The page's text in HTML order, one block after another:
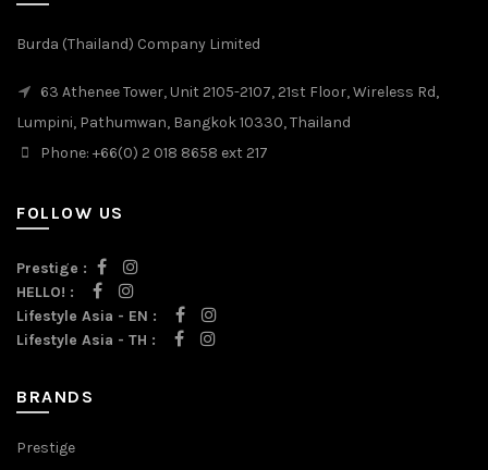
Burda (Thailand) Company Limited
63 Athenee Tower, Unit 2105-2107, 21st Floor, Wireless Rd,
Lumpini, Pathumwan, Bangkok 10330, Thailand
Phone: +66(0) 2 018 8658 ext 217
FOLLOW US
Prestige :
HELLO! :
Lifestyle Asia - EN :
Lifestyle Asia - TH :
BRANDS
Prestige